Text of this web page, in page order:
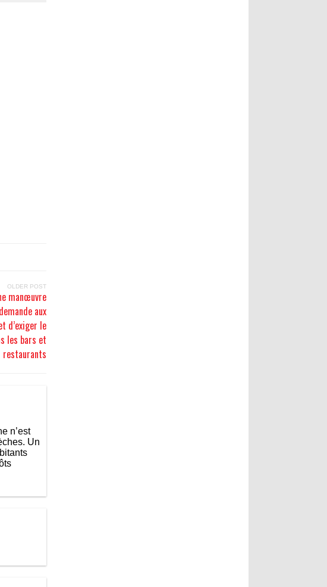
OLDER POST
manœuvre
aux
d’exiger le
les bars et
restaurants
n’est
Un